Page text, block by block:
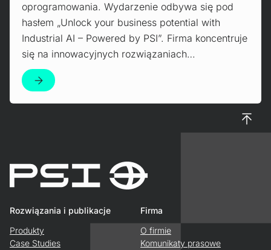
oprogramowania. Wydarzenie odbywa się pod
hasłem „Unlock your business potential with
Industrial AI – Powered by PSI”. Firma koncentruje
się na innowacyjnych rozwiązaniach…
Rozwiązania i publikacje
Produkty
Case Studies
Firma
O firmie
Komunikaty prasowe
Do